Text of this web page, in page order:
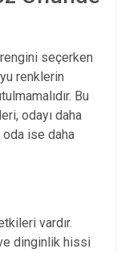
seçerken
renklerin
Bu
odayı daha
ise daha
vardır.
dinginlik hissi